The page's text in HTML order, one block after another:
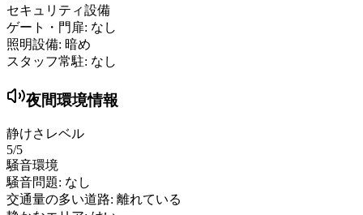
セキュリティ設備
ゲート・門扉: なし
照明設備: 暗め
スタッフ常駐: なし
夜間環境情報
静けさレベル
5/5
騒音環境
騒音問題: なし
交通量の多い道路: 離れている